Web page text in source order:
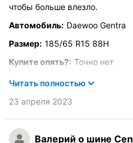
чтобы больше влезло.
Автомобиль: Daewoo Gentra
Размер: 185/65 R15 88H
Купите опять?: Точно нет
Город: Санкт-Петербург
Управление на
Читать полностью
23 апреля 2023
Валерий о шине